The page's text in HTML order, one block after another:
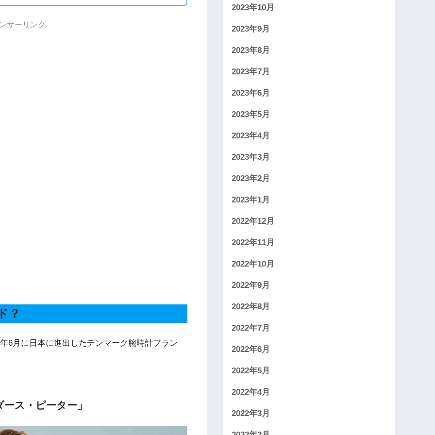
サーリンク
？
6月に日本に進出したデンマーク腕時計ブラン
ス・ピーター」
2023年10月
2023年9月
2023年8月
2023年7月
2023年6月
2023年5月
2023年4月
2023年3月
2023年2月
2023年1月
2022年12月
2022年11月
2022年10月
2022年9月
2022年8月
2022年7月
2022年6月
2022年5月
2022年4月
2022年3月